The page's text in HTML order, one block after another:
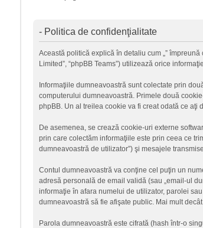
- Politica de confidenţialitate
Această politică explică în detaliu cum „” împreună
Limited”, “phpBB Teams”) utilizează orice
Informaţiile dumneavoastră sunt colectate prin
computerului dumneavoastră. Primele două
phpBB. Un al treilea cookie va fi creat odată ce aţi
De asemenea, se crează cookie-uri externe
prin care colectăm informaţiile este prin ceea ce
dumneavoastră de utilizator”) şi mesajele
Contul dumneavoastră va conţine cel puţin un
adresă personală de email validă (sau „email-ul
informaţie în afara numelui de utilizator, parolei
dumneavoastră să fie afişate public. Mai mult
Parola dumneavoastră este cifrată (hash într-o